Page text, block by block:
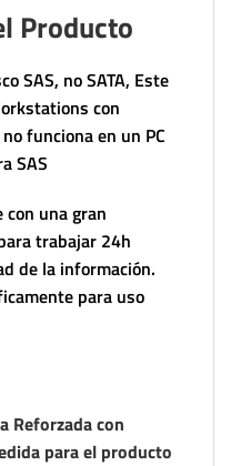
Producto
SAS, no SATA, Este
con
funciona en un PC
SAS
con una gran
trabajar 24h
de la información.
para uso
Reforzada con
para el producto